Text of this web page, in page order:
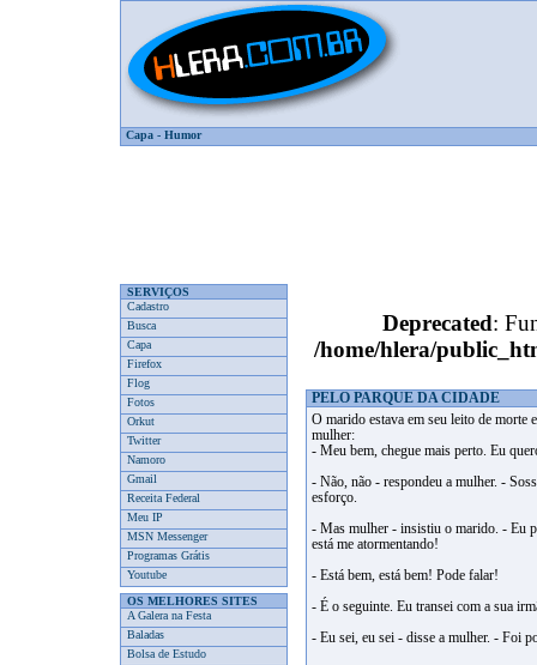
Capa - Humor
SERVIÇOS
Cadastro
Busca
Capa
Firefox
Flog
Fotos
Orkut
Twitter
Namoro
Gmail
Receita Federal
Meu IP
MSN Messenger
Programas Grátis
Youtube
OS MELHORES SITES
A Galera na Festa
Baladas
Bolsa de Estudo
Deprecated:
/home/hlera/
PELO PARQUE DA CIDADE
O marido estava em seu leito de morte
mulher:
- Meu bem, chegue mais perto. Eu
- Não, não - respondeu a mulher. -
esforço.
- Mas mulher - insistiu o marido. - Eu
está me atormentando!
- Está bem, está bem! Pode falar!
- É o seguinte. Eu transei com a sua
- Eu sei, eu sei - disse a mulher. - Foi